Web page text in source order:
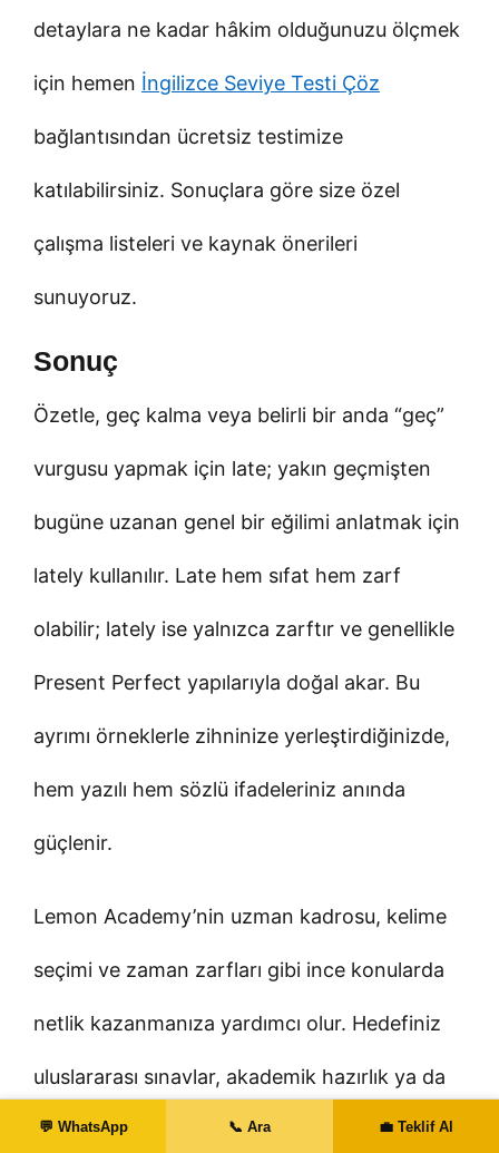
detaylara ne kadar hâkim olduğunuzu ölçmek
için hemen İngilizce Seviye Testi Çöz
bağlantısından ücretsiz testimize
katılabilirsiniz. Sonuçlara göre size özel
çalışma listeleri ve kaynak önerileri
sunuyoruz.
Sonuç
Özetle, geç kalma veya belirli bir anda “geç”
vurgusu yapmak için late; yakın geçmişten
bugüne uzanan genel bir eğilimi anlatmak için
lately kullanılır. Late hem sıfat hem zarf
olabilir; lately ise yalnızca zarftır ve genellikle
Present Perfect yapılarıyla doğal akar. Bu
ayrımı örneklerle zihninize yerleştirdiğinizde,
hem yazılı hem sözlü ifadeleriniz anında
güçlenir.
Lemon Academy’nin uzman kadrosu, kelime
seçimi ve zaman zarfları gibi ince konularda
netlik kazanmanıza yardımcı olur. Hedefiniz
uluslararası sınavlar, akademik hazırlık ya da
profesyonel iletişim olsun; doğru stratejiyle
💬 WhatsApp 📞 Ara 💼 Teklif Al